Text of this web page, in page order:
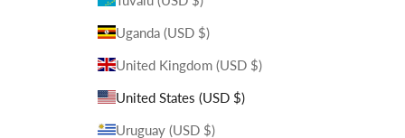
Uganda (USD $)
United Kingdom (USD $)
United States (USD $)
Uruguay (USD $)